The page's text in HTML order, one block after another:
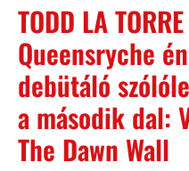
TODD LA
Queensryche
debütáló
a második dal:
The Dawn Wall